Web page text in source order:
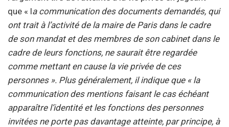
que « la communication des documents demandés, qui
ont trait à l’activité de la maire de Paris dans le cadre
de son mandat et des membres de son cabinet dans le
cadre de leurs fonctions, ne saurait être regardée
comme mettant en cause la vie privée de ces
personnes ». Plus généralement, il indique que « la
communication des mentions faisant le cas échéant
apparaître l’identité et les fonctions des personnes
invitées ne porte pas davantage atteinte, par principe, à